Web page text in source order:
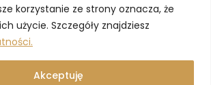
korzystanie ze strony oznacza, że
użycie. Szczegóły znajdziesz
Akceptuję
BLOND PANI DOMU